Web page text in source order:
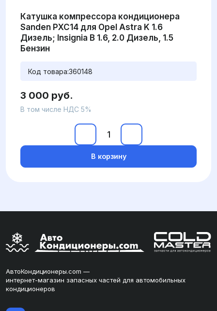
Катушка компрессора кондиционера
Sanden PXC14 для Opel Astra K 1.6
Дизель; Insignia B 1.6, 2.0 Дизель, 1.5
Бензин
Код товара:360148
3 000 руб.
В том числе НДС 5%
В корзину
АвтоКондиционеры.com —
интернет-магазин запасных частей для автомобильных
кондиционеров